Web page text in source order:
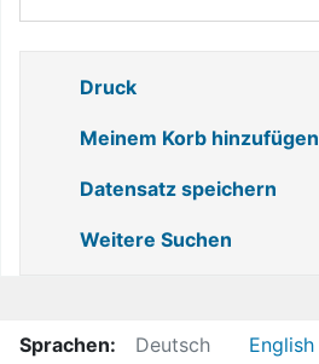
Druck
Meinem Korb hinzufügen
Datensatz speichern
Weitere Suchen
Sprachen:
Deutsch English